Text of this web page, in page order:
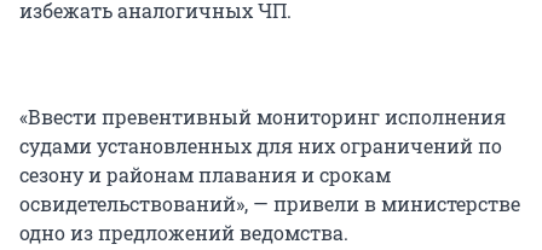
избежать аналогичных ЧП.
«Ввести превентивный мониторинг исполнения
судами установленных для них ограничений по
сезону и районам плавания и срокам
освидетельствований», — привели в министерстве
одно из предложений ведомства.